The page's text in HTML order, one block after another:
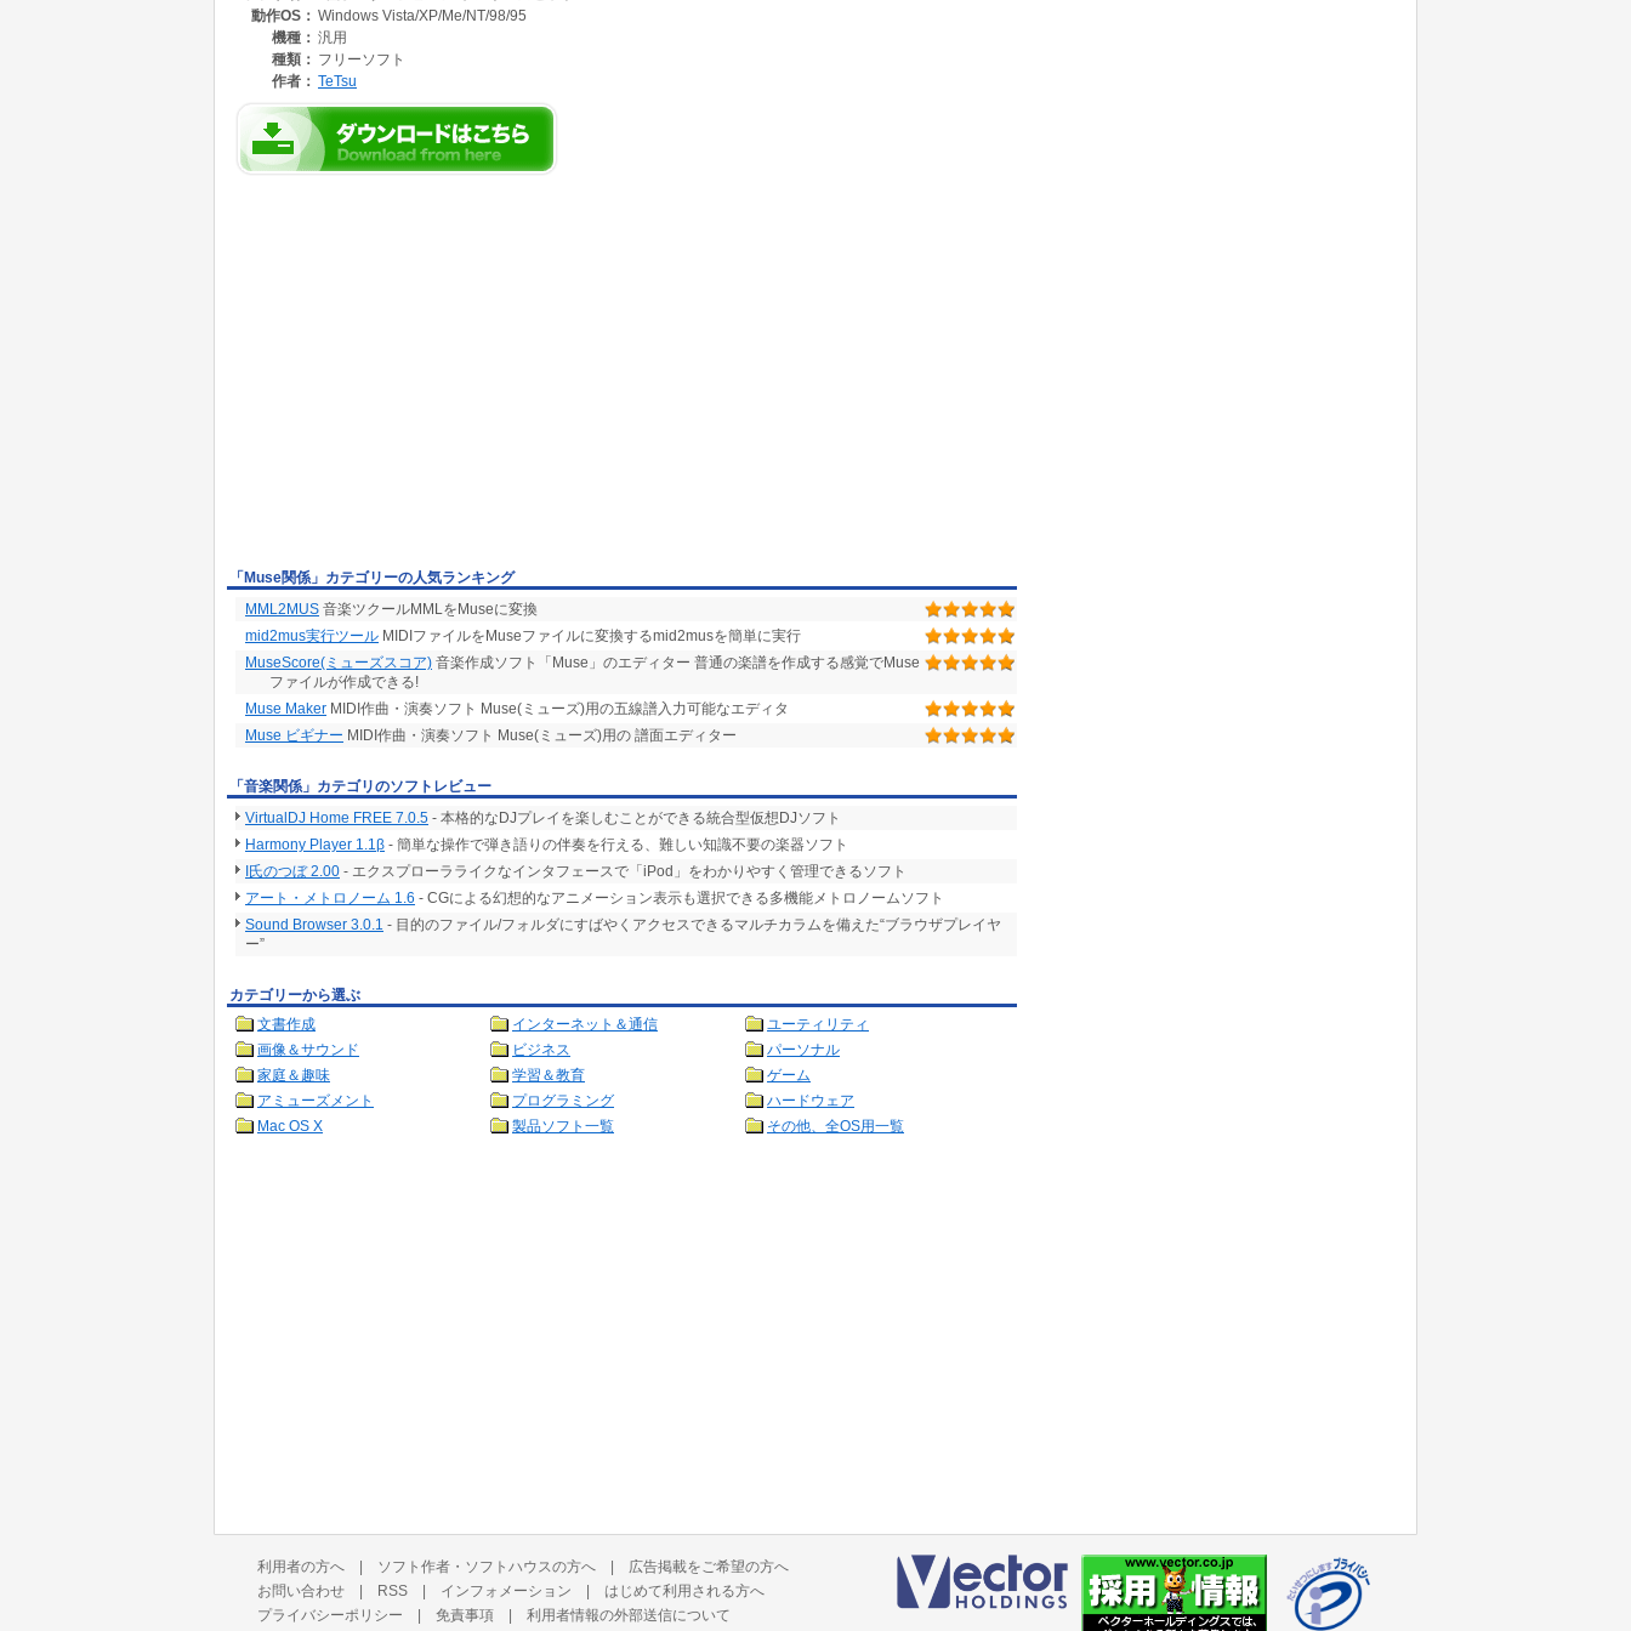
動作OS： Windows Vista/XP/Me/NT/98/95
機種： 汎用
種類： フリーソフト
作者： TeTsu
「Muse関係」カテゴリーの人気ランキング
MML2MUS 音楽ツクールMMLをMuseに変換
mid2mus実行ツール MIDIファイルをMuseファイルに変換するmid2musを簡単に実行
MuseScore(ミューズスコア) 音楽作成ソフト「Muse」のエディター 普通の楽譜を作成する感覚でMuse
ファイルが作成できる!
Muse Maker MIDI作曲・演奏ソフト Muse(ミューズ)用の五線譜入力可能なエディタ
Muse ビギナー MIDI作曲・演奏ソフト Muse(ミューズ)用の 譜面エディター
「音楽関係」カテゴリのソフトレビュー
VirtualDJ Home FREE 7.0.5 - 本格的なDJプレイを楽しむことができる統合型仮想DJソフト
Harmony Player 1.1β - 簡単な操作で弾き語りの伴奏を行える、難しい知識不要の楽器ソフト
I氏のつぼ 2.00 - エクスプローラライクなインタフェースで「iPod」をわかりやすく管理できるソフト
アート・メトロノーム 1.6 - CGによる幻想的なアニメーション表示も選択できる多機能メトロノームソフト
Sound Browser 3.0.1 - 目的のファイル/フォルダにすばやくアクセスできるマルチカラムを備えた“ブラウザプレイヤ
ー”
カテゴリーから選ぶ
文書作成
インターネット＆通信
ユーティリティ
画像＆サウンド
ビジネス
パーソナル
家庭＆趣味
学習＆教育
ゲーム
アミューズメント
プログラミング
ハードウェア
Mac OS X
製品ソフト一覧 その他、全OS用一覧
利用者の方へ | ソフト作者・ソフトハウスの方へ | 広告掲載をご希望の方へ
お問い合わせ | RSS | インフォメーション | はじめて利用される方へ
プライバシーポリシー | 免責事項 | 利用者情報の外部送信について